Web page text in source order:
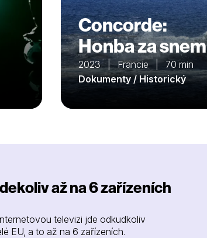
Concorde:
Honba za snem
2023 | Francie | 70 min
Dokumenty / Historický
až na 6 zařízeních
televizi jde odkudkoliv
EU, a to až na 6 zařízeních.